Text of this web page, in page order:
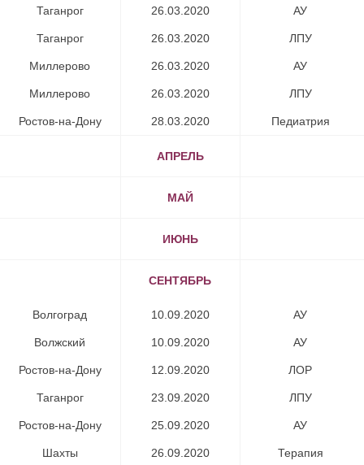
Таганрог​ 26.03.2020​ АУ​
Таганрог​ 26.03.2020​ ЛПУ​
Миллерово 26.03.2020​ АУ​
Миллерово​ 26.03.2020​ ЛПУ​
Ростов-на-Дону​ 28.03.2020​ Педиатрия​
АПРЕЛЬ
МАЙ
ИЮНЬ
СЕНТЯБРЬ
Волгоград​ 10.09.2020 АУ​
Волжский 10.09.2020 АУ​
Ростов-на-Дону 12.09.2020 ЛОР
Таганрог​ 23.09.2020 ЛПУ​
Ростов-на-Дону 25.09.2020 АУ​
Шахты​ 26.09.2020 Терапия​